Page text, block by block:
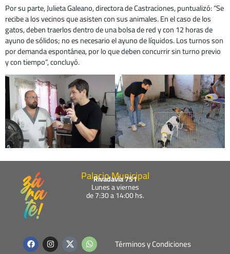
Por su parte, Julieta Galeano, directora de Castraciones, puntualizó: “Se
recibe a los vecinos que asisten con sus animales. En el caso de los
gatos, deben traerlos dentro de una bolsa de red y con 12 horas de
ayuno de sólidos; no es necesario el ayuno de líquidos. Los turnos son
por demanda espontánea, por lo que deben concurrir sin turno previo
y con tiempo”, concluyó.
Palacio Municipal
Rivadavia 751
Lunes a viernes
de 7:30 a 14:00 hs.
F
a
I
n
W
h Términos y Condiciones